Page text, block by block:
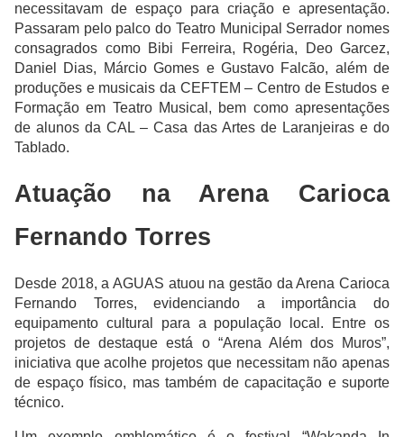
necessitavam de espaço para criação e apresentação.
Passaram pelo palco do Teatro Municipal Serrador nomes
consagrados como Bibi Ferreira, Rogéria, Deo Garcez,
Daniel Dias, Márcio Gomes e Gustavo Falcão, além de
produções e musicais da CEFTEM – Centro de Estudos e
Formação em Teatro Musical, bem como apresentações
de alunos da CAL – Casa das Artes de Laranjeiras e do
Tablado.
Atuação na Arena Carioca
Fernando Torres
Desde 2018, a AGUAS atuou na gestão da Arena Carioca
Fernando Torres, evidenciando a importância do
equipamento cultural para a população local. Entre os
projetos de destaque está o “Arena Além dos Muros”,
iniciativa que acolhe projetos que necessitam não apenas
de espaço físico, mas também de capacitação e suporte
técnico.